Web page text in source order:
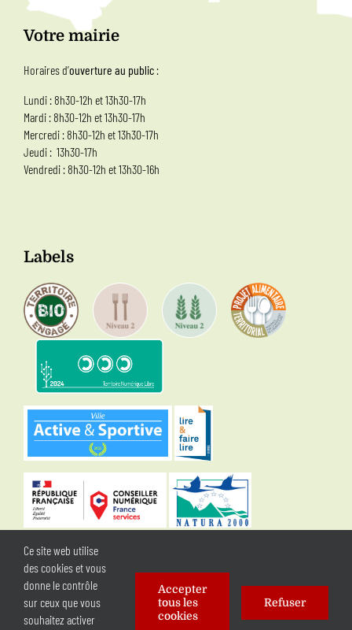
Votre mairie
Horaires d’ouverture au public:
Lundi : 8h30-12h et 13h30-17h
Mardi : 8h30-12h et 13h30-17h
Mercredi : 8h30-12h et 13h30-17h
Jeudi : 13h30-17h
Vendredi : 8h30-12h et 13h30-16h
Labels
Mentions légales
|Politique de gestion des données personnelles
Accessibilité : partiellement conforme
Ce site web utilise
des cookies et vous
donne le contrôle
sur ceux que vous
souhaitez activer
Accepter
tous les
cookies
Refuser